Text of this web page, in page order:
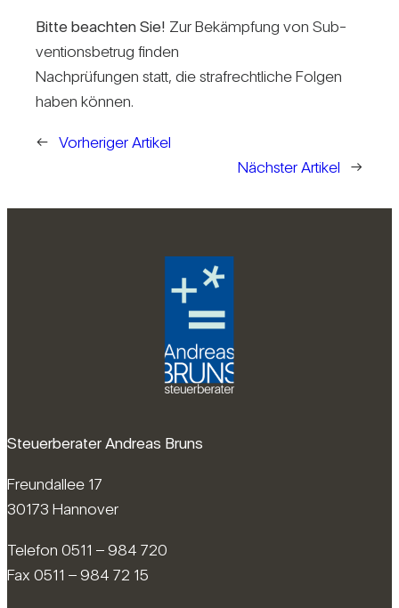
Bitte beachten Sie! Zur Bekämp­fung von Sub­
ven­ti­ons­be­trug finden
Nach­prü­fungen statt, die straf­recht­liche Folgen
haben können.
← Vorheriger Artikel
Nächster Artikel
→
Steuerberater Andreas Bruns
Freundallee 17
30173 Hannover
Telefon 0511 – 984 720
Fax 0511 – 984 72 15